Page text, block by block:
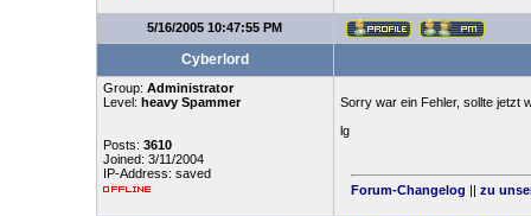
5/16/2005 10:47:55 PM
Cyberlord
Group: Administrator
Level: heavy Spammer
Posts: 3610
Joined: 3/11/2004
IP-Address: saved
Sorry war ein Fehler, sollte jetzt
lg
Forum-Changelog || zu